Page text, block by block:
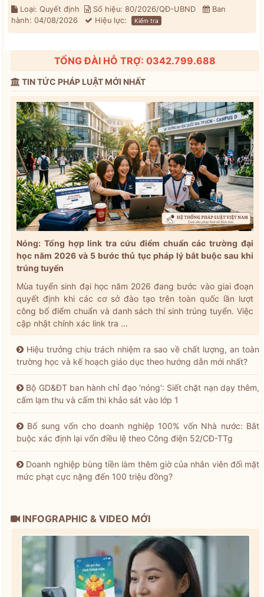
Loại: Quyết định Số hiệu: 80/2026/QĐ-UBND
Ban
hành: 04/08/2026
Hiệu lực: Kiểm tra
TỔNG ĐÀI HỖ TRỢ: 0342.799.688
TIN TỨC PHÁP LUẬT MỚI NHẤT
Nóng: Tổng hợp link tra cứu điểm chuẩn các trường đại
học năm 2026 và 5 bước thủ tục pháp lý bắt buộc sau khi
trúng tuyển
Mùa tuyển sinh đại học năm 2026 đang bước vào giai đoạn
quyết định khi các cơ sở đào tạo trên toàn quốc lần lượt
công bố điểm chuẩn và danh sách thí sinh trúng tuyển. Việc
cập nhật chính xác link tra ...
Hiệu trưởng chịu trách nhiệm ra sao về chất lượng, an toàn
trường học và kế hoạch giáo dục theo hướng dẫn mới nhất?
Bộ GD&ĐT ban hành chỉ đạo 'nóng': Siết chặt nạn dạy thêm,
cấm lạm thu và cấm thi khảo sát vào lớp 1
Bổ sung vốn cho doanh nghiệp 100% vốn Nhà nước: Bắt
buộc xác định lại vốn điều lệ theo Công điện 52/CĐ-TTg
Doanh nghiệp bùng tiền làm thêm giờ của nhân viên đối mặt
mức phạt cực nặng đến 100 triệu đồng?
INFOGRAPHIC & VIDEO MỚI